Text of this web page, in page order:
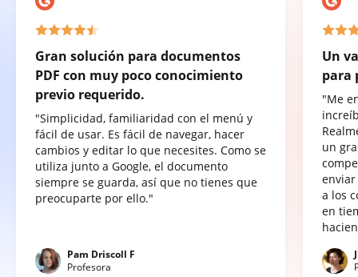
Gran solución para documentos
PDF con muy poco conocimiento
previo requerido.
"Simplicidad, familiaridad con el menú y
fácil de usar. Es fácil de navegar, hacer
cambios y editar lo que necesites. Como se
utiliza junto a Google, el documento
siempre se guarda, así que no tienes que
preocuparte por ello."
Pam Driscoll F
Profesora
Un
para
"Me
un
a los
en